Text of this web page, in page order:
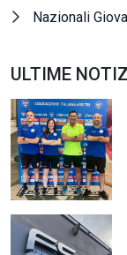
Nazionali
ULTIME